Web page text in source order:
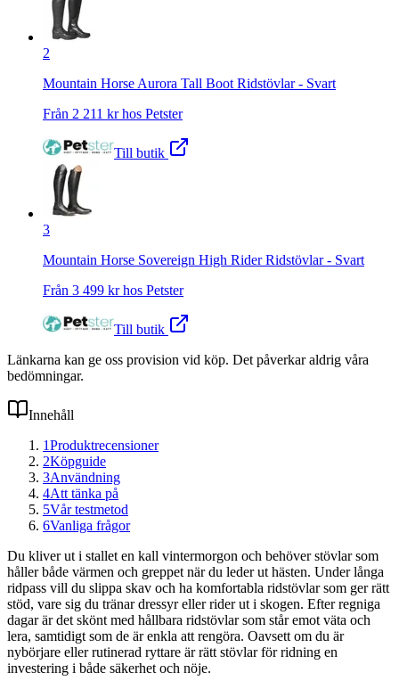
2
Mountain Horse Aurora Tall Boot Ridstövlar - Svart
Från 2 211 kr hos Petster
Till butik
3
Mountain Horse Sovereign High Rider Ridstövlar - Svart
Från 3 499 kr hos Petster
Till butik
Länkarna kan ge oss provision vid köp. Det påverkar aldrig våra
bedömningar.
Innehåll
1Produktrecensioner
2Köpguide
3Användning
4Att tänka på
5Vår testmetod
6Vanliga frågor
Du kliver ut i stallet en kall vintermorgon och behöver stövlar som
håller både värmen och greppet när du leder ut hästen. Under långa
ridpass vill du slippa skav och ha komfortabla ridstövlar som ger rätt
stöd, vare sig du tränar dressyr eller rider ut i skogen. Efter regniga
dagar är det skönt med hållbara ridstövlar som står emot väta och
lera, samtidigt som de är enkla att rengöra. Oavsett om du är
nybörjare eller rutinerad ryttare är rätt stövlar för ridning en
investering i både säkerhet och nöje.